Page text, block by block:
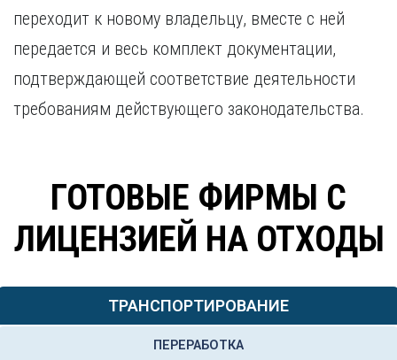
переходит к новому владельцу, вместе с ней
передается и весь комплект документации,
подтверждающей соответствие деятельности
требованиям действующего законодательства.
ГОТОВЫЕ ФИРМЫ С
ЛИЦЕНЗИЕЙ НА ОТХОДЫ
ТРАНСПОРТИРОВАНИЕ
ПЕРЕРАБОТКА